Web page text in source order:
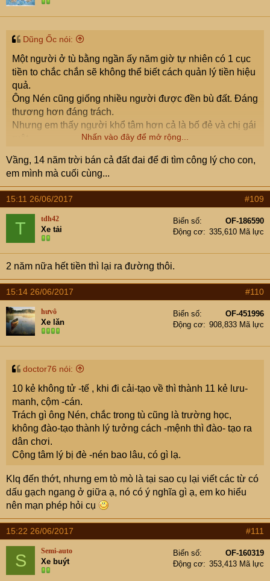
Dũng Ốc nói:
Một người ở tù bằng ngần ấy năm giờ tự nhiên có 1 cục
tiền to chắc chắn sẽ không thể biết cách quản lý tiền hiệu
quả.
Ông Nén cũng giống nhiều người được đền bù đất. Đáng
thương hơn đáng trách.
Nhưng em thấy người khổ tâm hơn cả là bố đẻ và chị gái
Nhấn vào đây để mở rộng...
Vầng, 14 năm trời bán cả đất đai để đi tìm công lý cho con,
em mình mà cuối cùng...
15:11 26/06/2017 #109
T tdh42
Xe tải
Biển số
OF-186590
Động cơ
335,610 Mã lực
2 năm nữa hết tiền thì lại ra đường thôi.
15:14 26/06/2017 #110
hưvô
Xe lăn
Biển số
OF-451996
Động cơ
908,833 Mã lực
doctor76 nói:
10 kẻ không tử -tế , khi đi cải-tạo về thì thành 11 kẻ lưu-
manh, cộm -cán.
Trách gì ông Nén, chắc trong tù cũng là trường học,
không đào-tạo thành lý tưởng cách -mệnh thì đào- tạo ra
dân chơi.
Cộng tâm lý bị đè -nén bao lâu, có gì lạ.
Klq đến thớt, nhưng em tò mò là tại sao cụ lại viết các từ có
dấu gạch ngang ở giữa ạ, nó có ý nghĩa gì ạ, em ko hiểu
nên mạn phép hỏi cụ
15:22 26/06/2017 #111
S Semi-auto
Xe buýt
Biển số
OF-160319
Động cơ
353,413 Mã lực